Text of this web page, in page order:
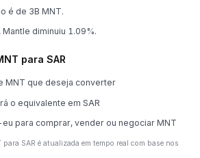
é de 3B MNT.
diminuiu 1.09%.
para SAR
MNT que deseja converter
o equivalente em SAR
para comprar, vender ou negociar MNT
SAR é atualizada em tempo real com base nos